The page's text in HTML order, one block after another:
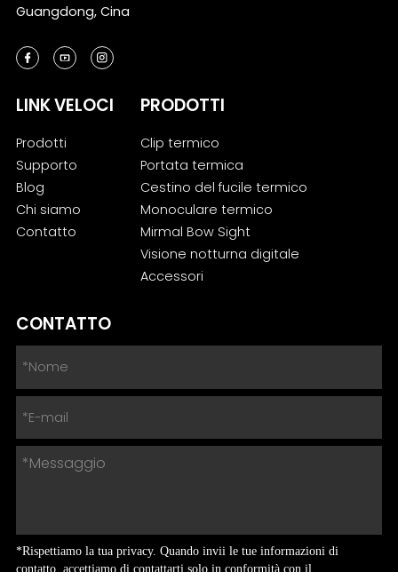
Guangdong, Cina
LINK VELOCI
Prodotti
Supporto
Blog
Chi siamo
Contatto
PRODOTTI
Clip termico
Portata termica
Cestino del fucile termico
Monoculare termico
Mirmal Bow Sight
Visione notturna digitale
Accessori
CONTATTO
*Rispettiamo la tua privacy. Quando invii le tue informazioni di
contatto, accettiamo di contattarti solo in conformità con il